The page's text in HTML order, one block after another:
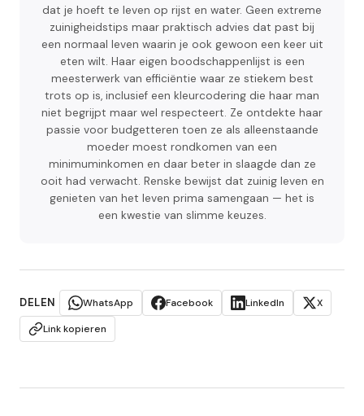
dat je hoeft te leven op rijst en water. Geen extreme
zuinigheidstips maar praktisch advies dat past bij
een normaal leven waarin je ook gewoon een keer uit
eten wilt. Haar eigen boodschappenlijst is een
meesterwerk van efficiëntie waar ze stiekem best
trots op is, inclusief een kleurcodering die haar man
niet begrijpt maar wel respecteert. Ze ontdekte haar
passie voor budgetteren toen ze als alleenstaande
moeder moest rondkomen van een
minimuminkomen en daar beter in slaagde dan ze
ooit had verwacht. Renske bewijst dat zuinig leven en
genieten van het leven prima samengaan — het is
een kwestie van slimme keuzes.
DELEN WhatsApp Facebook LinkedIn
X
Link kopieren